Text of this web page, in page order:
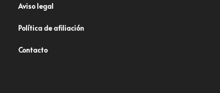
Aviso legal
Política de afiliación
Contacto